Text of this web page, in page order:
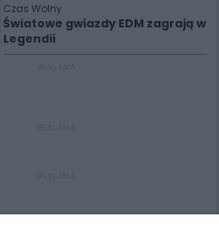
Czas Wolny
Światowe gwiazdy EDM zagrają w
Legendii